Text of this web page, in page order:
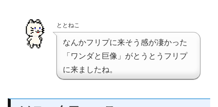
ととねこ
なんかフリプに来そう感が凄かった
「ワンダと巨像」がとうとうフリプ
に来ましたね。